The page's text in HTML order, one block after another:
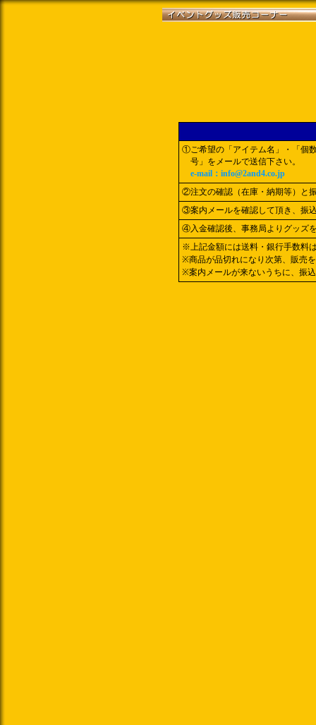
①ご希望の「アイテム名」・「個
号」をメールで送信下さい。
e-mail：info@2and4.co.jp
②注文の確認（在庫・納期等）と
③案内メールを確認して頂き、振
④入金確認後、事務局よりグッズ
※上記金額には送料・銀行手数料
※商品が品切れになり次第、販売
※案内メールが来ないうちに、振